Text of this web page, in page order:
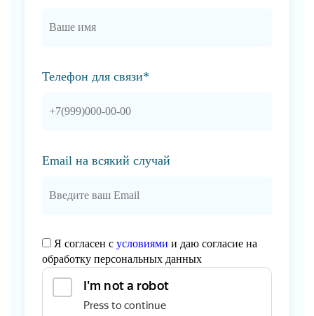
Телефон для связи*
Email на всякий случай
Я согласен с условиями и даю согласие на
обработку персональных данных